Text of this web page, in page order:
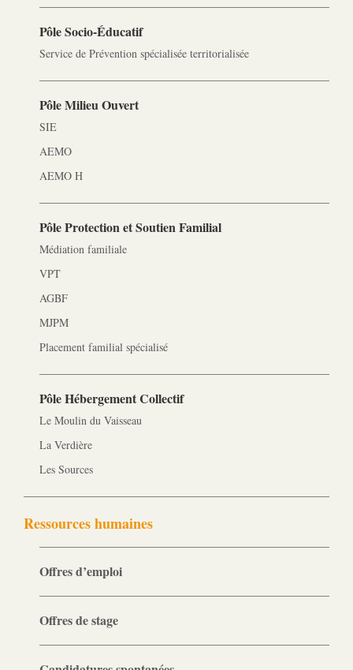
Pôle Socio-­Éducatif
Service de Prévention spécialisée territorialisée
Pôle Milieu Ouvert
SIE
AEMO
AEMO H
Pôle Protection et Soutien Familial
Médiation familiale
VPT
AGBF
MJPM
Placement familial spécialisé
Pôle Hébergement Collectif
Le Moulin du Vaisseau
La Verdière
Les Sources
Ressources humaines
Offres d’emploi
Offres de stage